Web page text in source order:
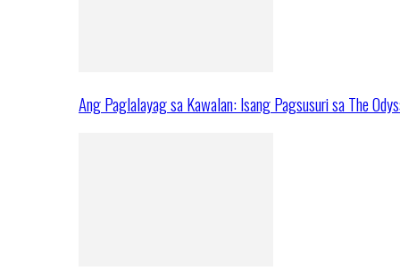
Ang Paglalayag sa Kawalan: Isang Pagsusuri sa The